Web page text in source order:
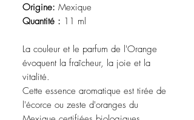
Origine: Mexique
Quantité : 11 ml
La couleur et le parfum de l'Orange
évoquent la fraîcheur, la joie et la
vitalité.
Cette essence aromatique est tirée de
l'écorce ou zeste d'oranges du